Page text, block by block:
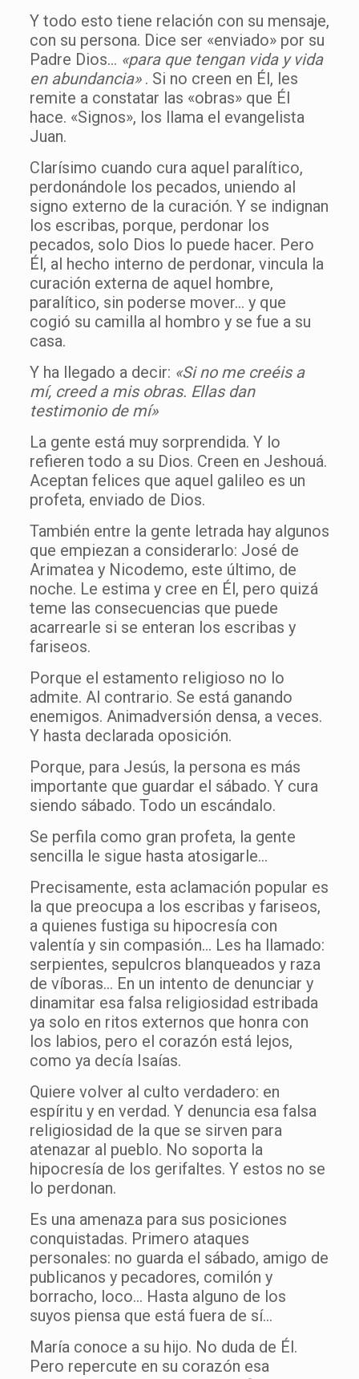
Y todo esto tiene relación con su mensaje,
con su persona. Dice ser «enviado» por su
Padre Dios… «para que tengan vida y vida
en abundancia». Si no creen en Él, les
remite a constatar las «obras» que Él
hace. «Signos», los llama el evangelista
Juan.
Clarísimo cuando cura aquel paralítico,
perdonándole los pecados, uniendo al
signo externo de la curación. Y se indignan
los escribas, porque, perdonar los
pecados, solo Dios lo puede hacer. Pero
Él, al hecho interno de perdonar, vincula la
curación externa de aquel hombre,
paralítico, sin poderse mover… y que
cogió su camilla al hombro y se fue a su
casa.
Y ha llegado a decir: «Si no me creéis a
mí, creed a mis obras. Ellas dan
testimonio de mí»
La gente está muy sorprendida. Y lo
refieren todo a su Dios. Creen en Jeshouá.
Aceptan felices que aquel galileo es un
profeta, enviado de Dios.
También entre la gente letrada hay algunos
que empiezan a considerarlo: José de
Arimatea y Nicodemo, este último, de
noche. Le estima y cree en Él, pero quizá
teme las consecuencias que puede
acarrearle si se enteran los escribas y
fariseos.
Porque el estamento religioso no lo
admite. Al contrario. Se está ganando
enemigos. Animadversión densa, a veces.
Y hasta declarada oposición.
Porque, para Jesús, la persona es más
importante que guardar el sábado. Y cura
siendo sábado. Todo un escándalo.
Se perfila como gran profeta, la gente
sencilla le sigue hasta atosigarle…
Precisamente, esta aclamación popular es
la que preocupa a los escribas y fariseos,
a quienes fustiga su hipocresía con
valentía y sin compasión… Les ha llamado:
serpientes, sepulcros blanqueados y raza
de víboras… En un intento de denunciar y
dinamitar esa falsa religiosidad estribada
ya solo en ritos externos que honra con
los labios, pero el corazón está lejos,
como ya decía Isaías.
Quiere volver al culto verdadero: en
espíritu y en verdad. Y denuncia esa falsa
religiosidad de la que se sirven para
atenazar al pueblo. No soporta la
hipocresía de los gerifaltes. Y estos no se
lo perdonan.
Es una amenaza para sus posiciones
conquistadas. Primero ataques
personales: no guarda el sábado, amigo de
publicanos y pecadores, comilón y
borracho, loco… Hasta alguno de los
suyos piensa que está fuera de sí…
María conoce a su hijo. No duda de Él.
Pero repercute en su corazón esa